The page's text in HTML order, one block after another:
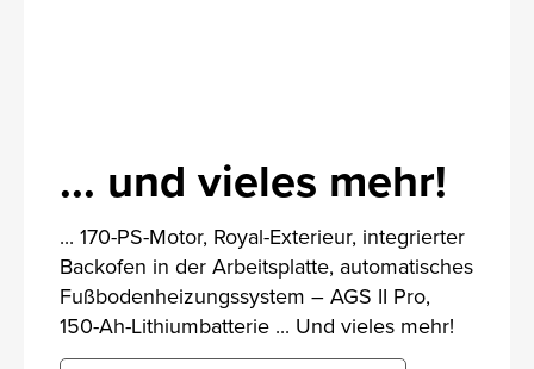
... und vieles mehr!
... 170-PS-Motor, Royal-Exterieur, integrierter
Backofen in der Arbeitsplatte, automatisches
Fußbodenheizungssystem – AGS II Pro,
150-Ah-Lithiumbatterie ... Und vieles mehr!